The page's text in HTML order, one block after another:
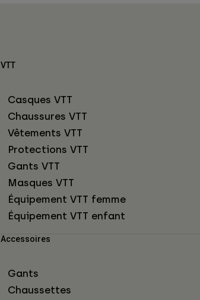
VTT
Casques VTT
Chaussures VTT
Vêtements VTT
Protections VTT
Gants VTT
Masques VTT
Équipement VTT femme
Équipement VTT enfant
Accessoires
Gants
Chaussettes